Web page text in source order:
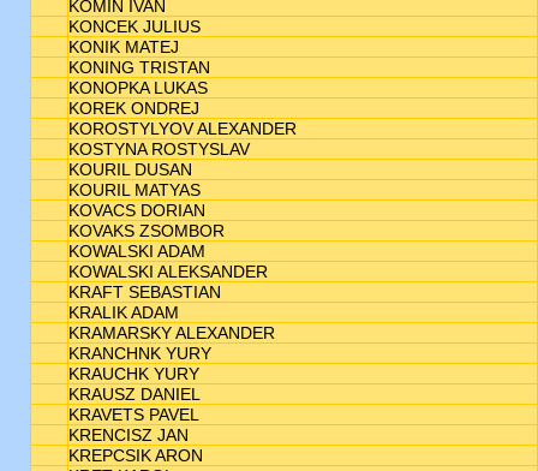
KOMIN IVAN
KONCEK JULIUS
KONIK MATEJ
KONING TRISTAN
KONOPKA LUKAS
KOREK ONDREJ
KOROSTYLYOV ALEXANDER
KOSTYNA ROSTYSLAV
KOURIL DUSAN
KOURIL MATYAS
KOVACS DORIAN
KOVAKS ZSOMBOR
KOWALSKI ADAM
KOWALSKI ALEKSANDER
KRAFT SEBASTIAN
KRALIK ADAM
KRAMARSKY ALEXANDER
KRANCHNK YURY
KRAUCHK YURY
KRAUSZ DANIEL
KRAVETS PAVEL
KRENCISZ JAN
KREPCSIK ARON